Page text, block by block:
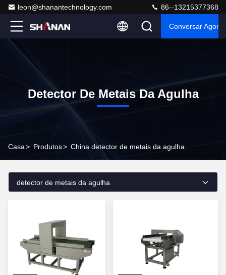
leon@shanantechnology.com 86--13215377368
Conversar Agora
Detector De Metais Da Agulha
Casa> Produtos> China detector de metais da agulha
detector de metais da agulha